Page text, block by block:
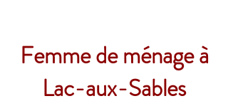
Femme de ménage à
Lac-aux-Sables